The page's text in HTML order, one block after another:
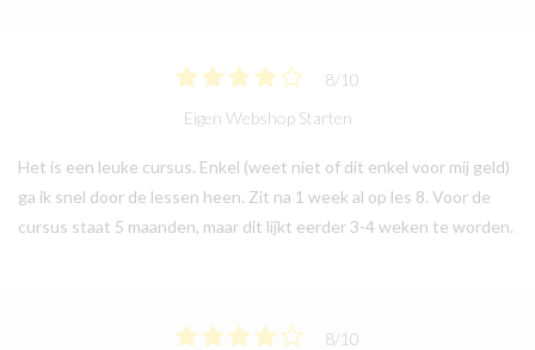
8/10
Eigen Webshop Starten
Het is een leuke cursus. Enkel (weet niet of dit enkel voor mij geld)
ga ik snel door de lessen heen. Zit na 1 week al op les 8. Voor de
cursus staat 5 maanden, maar dit lijkt eerder 3-4 weken te worden.
8/ 10